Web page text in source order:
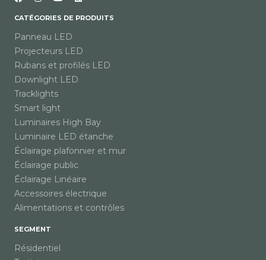
CATÉGORIES DE PRODUITS
Panneau LED
Projecteurs LED
Rubans et profilés LED
Downlight LED
Tracklights
Smart light
Luminaires High Bay
Luminaire LED étanche
Éclairage plafonnier et mur
Éclairage public
Éclairage Linéaire
Accessoires électrique
Alimentations et contrôles
SEGMENT
Résidentiel